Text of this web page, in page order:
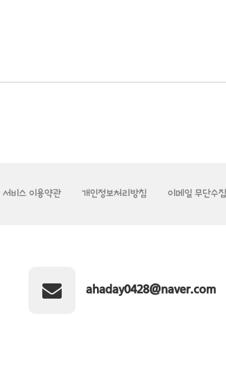
서비스 이용약관 개인정보처리방침 이메일 무단수
ahaday0428@naver.com